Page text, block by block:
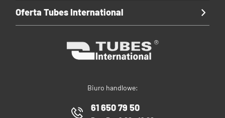
Biuro handlowe:
61 650 79 50
Oferta Tubes International